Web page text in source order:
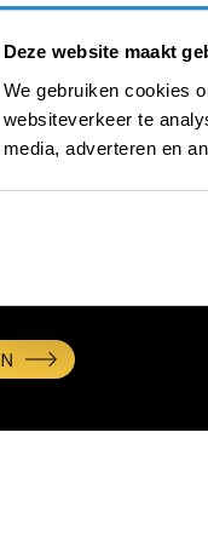
Deze website maakt
We gebruiken cookies
websiteverkeer te
media, adverteren en